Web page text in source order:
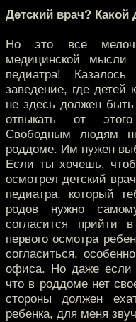
Детский врач? Какой
Но это все
медицинской мысли
педиатра!
заведение, где детей
не здесь должен
отвыкать от
Свободным людям
роддоме. Им нужен
Если ты хочешь,
осмотрел детский
педиатра, который
родов нужно
согласится прийти
первого осмотра
согласиться,
офиса. Но даже если
что в роддоме нет
стороны должен
ребенка, для меня